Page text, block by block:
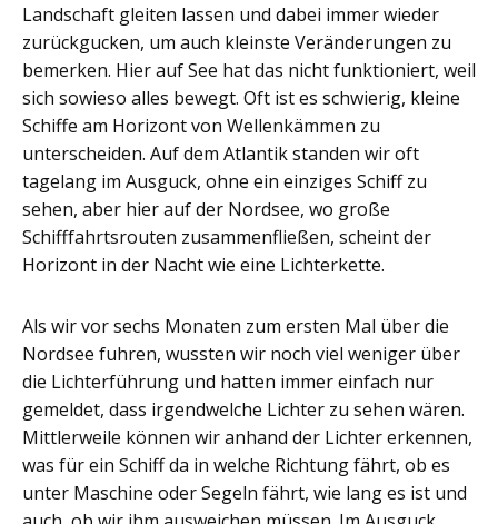
Landschaft gleiten lassen und dabei immer wieder
zurückgucken, um auch kleinste Veränderungen zu
bemerken. Hier auf See hat das nicht funktioniert, weil
sich sowieso alles bewegt. Oft ist es schwierig, kleine
Schiffe am Horizont von Wellenkämmen zu
unterscheiden. Auf dem Atlantik standen wir oft
tagelang im Ausguck, ohne ein einziges Schiff zu
sehen, aber hier auf der Nordsee, wo große
Schifffahrtsrouten zusammenfließen, scheint der
Horizont in der Nacht wie eine Lichterkette.
Als wir vor sechs Monaten zum ersten Mal über die
Nordsee fuhren, wussten wir noch viel weniger über
die Lichterführung und hatten immer einfach nur
gemeldet, dass irgendwelche Lichter zu sehen wären.
Mittlerweile können wir anhand der Lichter erkennen,
was für ein Schiff da in welche Richtung fährt, ob es
unter Maschine oder Segeln fährt, wie lang es ist und